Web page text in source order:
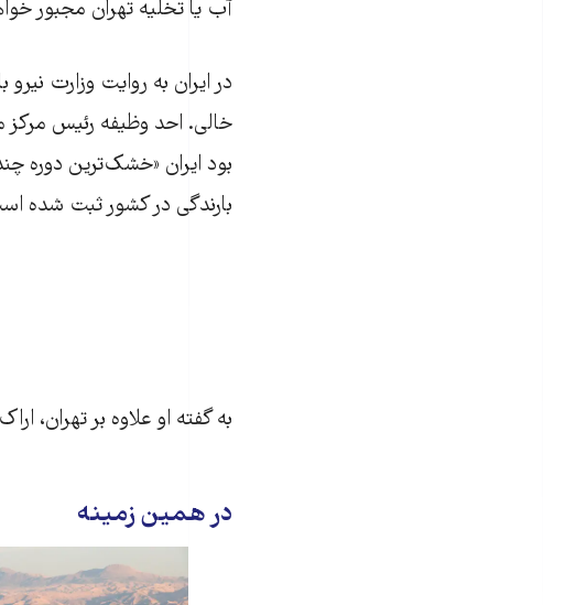
آب یا تخلیه تهران مجبور
بارندگی در کشور ثبت شده
به گفته او علاوه بر تهران،
در همین زمینه